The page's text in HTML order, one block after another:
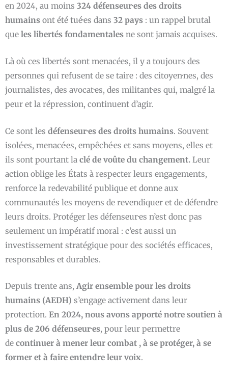
en 2024, au moins 324 défenseur·es des droits
humains ont été tué·es dans 32 pays : un rappel brutal
que les libertés fondamentales ne sont jamais acquises.
Là où ces libertés sont menacées, il y a toujours des
personnes qui refusent de se taire : des citoyen·nes, des
journalistes, des avocat·es, des militant·es qui, malgré la
peur et la répression, continuent d’agir.
Ce sont les défenseur·es des droits humains. Souvent
isolé·es, menacé·es, empêché·es et sans moyens, elles et
ils sont pourtant la clé de voûte du changement. Leur
action oblige les États à respecter leurs engagements,
renforce la redevabilité publique et donne aux
communautés les moyens de revendiquer et de défendre
leurs droits. Protéger les défenseur·es n’est donc pas
seulement un impératif moral : c’est aussi un
investissement stratégique pour des sociétés efficaces,
responsables et durables.
Depuis trente ans, Agir ensemble pour les droits
humains (AEDH) s’engage activement dans leur
protection. En 2024, nous avons apporté notre soutien à
plus de 206 défenseur·es, pour leur permettre
de continuer à mener leur combat , à se protéger, à se
former et à faire entendre leur voix.